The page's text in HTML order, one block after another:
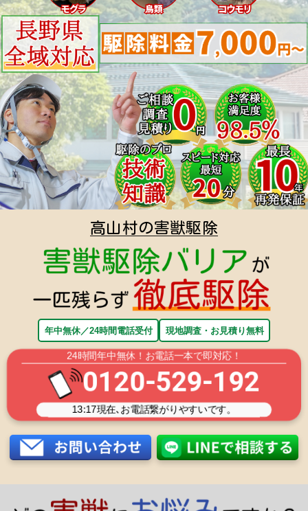
高山村の害獣駆除
年中無休／24時間電話受付 現地調査・お見積り無料
24時間年中無休！お電話一本で即対応！
0120-529-192
13:17現在､お電話繋がりやすいです。